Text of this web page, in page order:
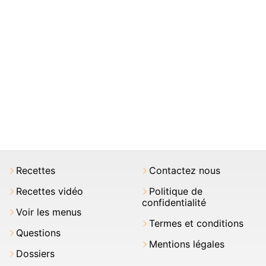
Recettes
Recettes vidéo
Voir les menus
Questions
Dossiers
Contactez nous
Politique de
confidentialité
Termes et conditions
Mentions légales